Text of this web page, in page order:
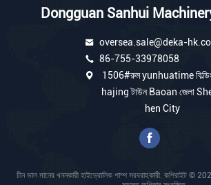
Dongguan Sanhui
oversea.sale@deka-
86-755-33978058
1506#রুম yunhuatime
hajing টাউন Baoan জেলা
hen City
চীন ভাল মানের খননকারী হাইড্রোলিক পাম্প সরবরাহকারী.